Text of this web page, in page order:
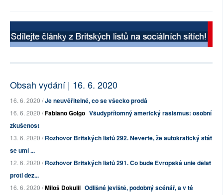
Obsah vydání | 16. 6. 2020
16. 6. 2020 /Je neuvěřitelné, co se všecko prodá
16. 6. 2020 /Fabiano Golgo Všudypřítomný americký rasismus: osobní
zkušenost
13. 6. 2020 /Rozhovor Britských listů 292. Nevěřte, že autokratický stát
se umí ...
12. 6. 2020 /Rozhovor Britských listů 291. Co bude Evropská unie dělat
proti dez...
16. 6. 2020 /Miloš Dokulil Odlišné jeviště, podobný scénář, a v té